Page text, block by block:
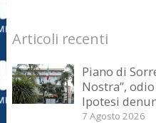
Articoli recenti
Piano di
Nostra”,
Ipotesi
7 Agosto 2026